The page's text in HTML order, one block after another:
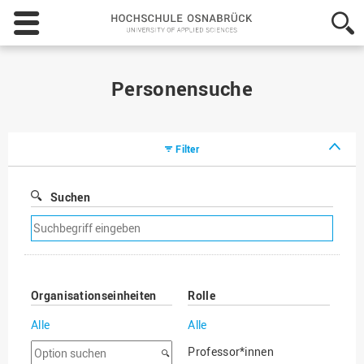
Hochschule
Osnabrück
-
Personensuche
Filter
Suchen
Suchfilter
entfernen
Organisationseinheiten
Alle
Option
Rolle
Alle
Professor*innen